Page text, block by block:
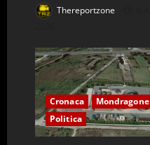
Thereportzone
Cronaca
Mondragone
Politica